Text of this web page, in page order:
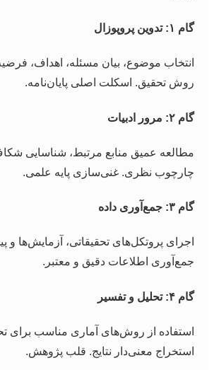
گام ۱: تدوین پروپوزال
انتخاب موضوع، بیان مسئله، اهداف،
روش تحقیق. اسکلت اصلی پایان‌نامه.
گام ۲: مرور ادبیات
مطالعه عمیق منابع مرتبط، شناسایی
چارچوب نظری. غنی‌سازی پایه علمی.
گام ۳: جمع‌آوری داده
اجرای پروتکل‌های تحقیقاتی، آزمایش‌ها و
جمع‌آوری اطلاعات دقیق و معتبر.
گام ۴: تحلیل و تفسیر
استفاده از روش‌های آماری مناسب برای
استخراج معنی‌دار نتایج. قلب پژوهش.